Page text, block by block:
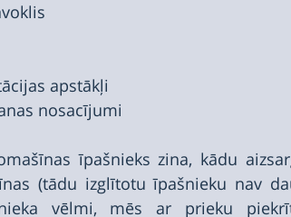
apstākļi
nosacījumi
īpašnieks zina, kādu
(tādu izglītotu īpašnieku nav
vēlmi, mēs ar prieku